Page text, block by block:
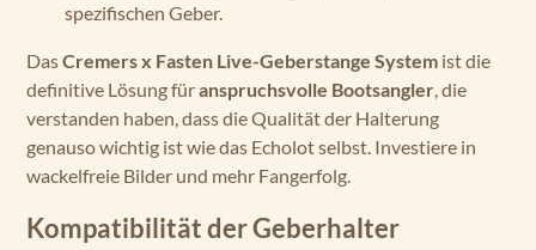
spezifischen Geber.
DasCremers x Fasten Live-Geberstange System ist die
definitive Lösung füranspruchsvolle Bootsangler, die
verstanden haben, dass die Qualität der Halterung
genauso wichtig ist wie das Echolot selbst. Investiere in
wackelfreie Bilder und mehr Fangerfolg.
Kompatibilität der Geberhalter